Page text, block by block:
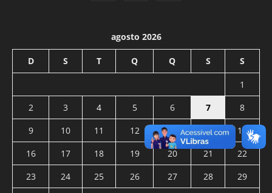
agosto 2026
D S T Q Q S S
1
2
3 4 5 6 7
8
9
10 11 12 13 14
15
16
17 18 19 20 21
22
23
24 25 26 27 28
29